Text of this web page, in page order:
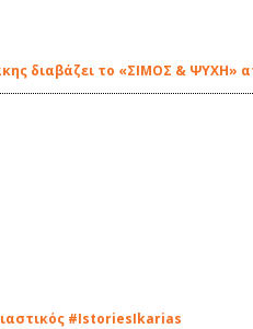
διαβάζει το «ΣΙΜΟΣ & ΨΥΧΗ»
#IstoriesIkarias